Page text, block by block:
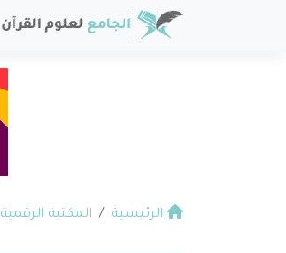
الرئيسية المكتبة الرقمية